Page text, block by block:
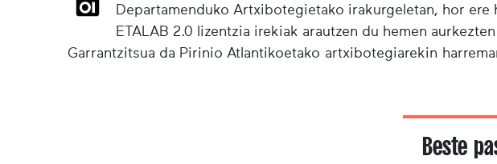
Departamenduko Artxibotegietako irakurgeletan, hor ere
ETALAB 2.0 lizentzia irekiak arautzen du hemen
Garrantzitsua da Pirinio Atlantikoetako artxibotegiarekin
Beste